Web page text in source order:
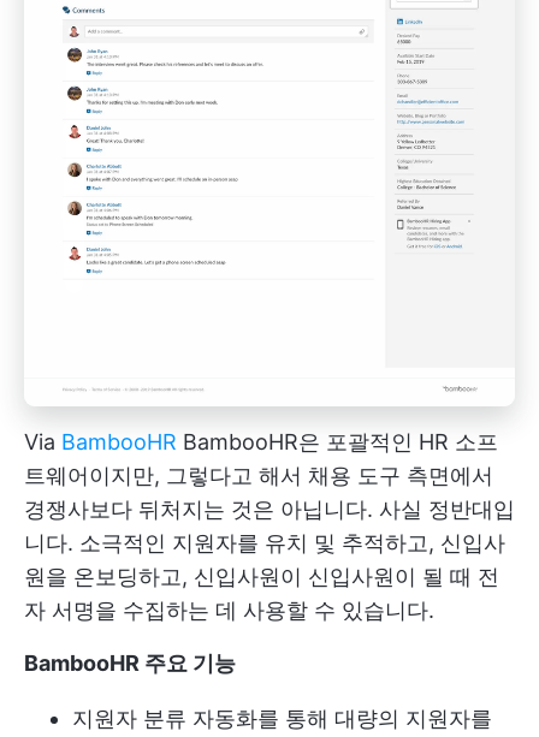
Via BambooHR BambooHR은 포괄적인 HR 소프
트웨어이지만, 그렇다고 해서 채용 도구 측면에서
경쟁사보다 뒤처지는 것은 아닙니다. 사실 정반대입
니다. 소극적인 지원자를 유치 및 추적하고, 신입사
원을 온보딩하고, 신입사원이 신입사원이 될 때 전
자 서명을 수집하는 데 사용할 수 있습니다.
BambooHR 주요 기능
지원자 분류 자동화를 통해 대량의 지원자를